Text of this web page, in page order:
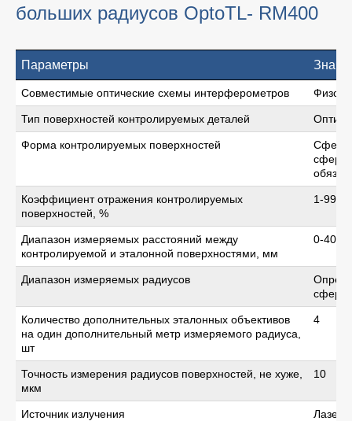
больших радиусов OptoTL- RM400
Параметры
Совместимые оптические схемы интерферометров Физо
Тип поверхностей контролируемых деталей
Форма контролируемых поверхностей
Коэффициент отражения контролируемых
поверхностей, %
1-99
Диапазон измеряемых расстояний между
контролируемой и эталонной поверхностями, мм
0-400
Диапазон измеряемых радиусов
Количество дополнительных эталонных объективов
на один дополнительный метр измеряемого радиуса,
шт
4
Точность измерения радиусов поверхностей, не хуже,
мкм
10
Источник излучения